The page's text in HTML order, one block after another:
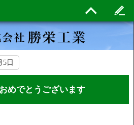
5日
めでとうございます